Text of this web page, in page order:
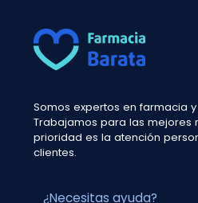
Somos expertos en farmacia
Trabajamos para las mejores
prioridad es la atención
clientes.
¿Necesitas ayuda?